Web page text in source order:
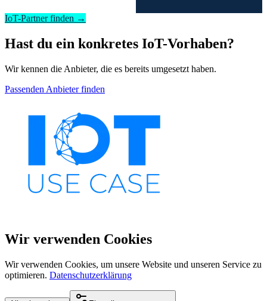
IoT-Partner finden →
Hast du ein konkretes IoT-Vorhaben?
Wir kennen die Anbieter, die es bereits umgesetzt haben.
Passenden Anbieter finden
Wir verwenden Cookies
Wir verwenden Cookies, um unsere Website und unseren Service zu
optimieren. Datenschutzerklärung